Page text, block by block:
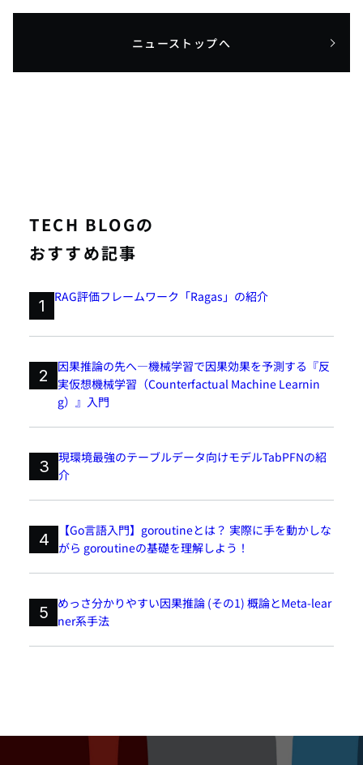
ニューストップへ
TECH BLOGの
おすすめ記事
1 RAG評価フレームワーク「Ragas」の紹介
2
因果推論の先へ―機械学習で因果効果を予測する『反
実仮想機械学習（Counterfactual Machine Learnin
g）』入門
3 現環境最強のテーブルデータ向けモデルTabPFNの紹
介
4
【Go言語入門】goroutineとは？ 実際に手を動かしな
がら goroutineの基礎を理解しよう！
5
めっさ分かりやすい因果推論 (その1) 概論とMeta-lear
ner系手法